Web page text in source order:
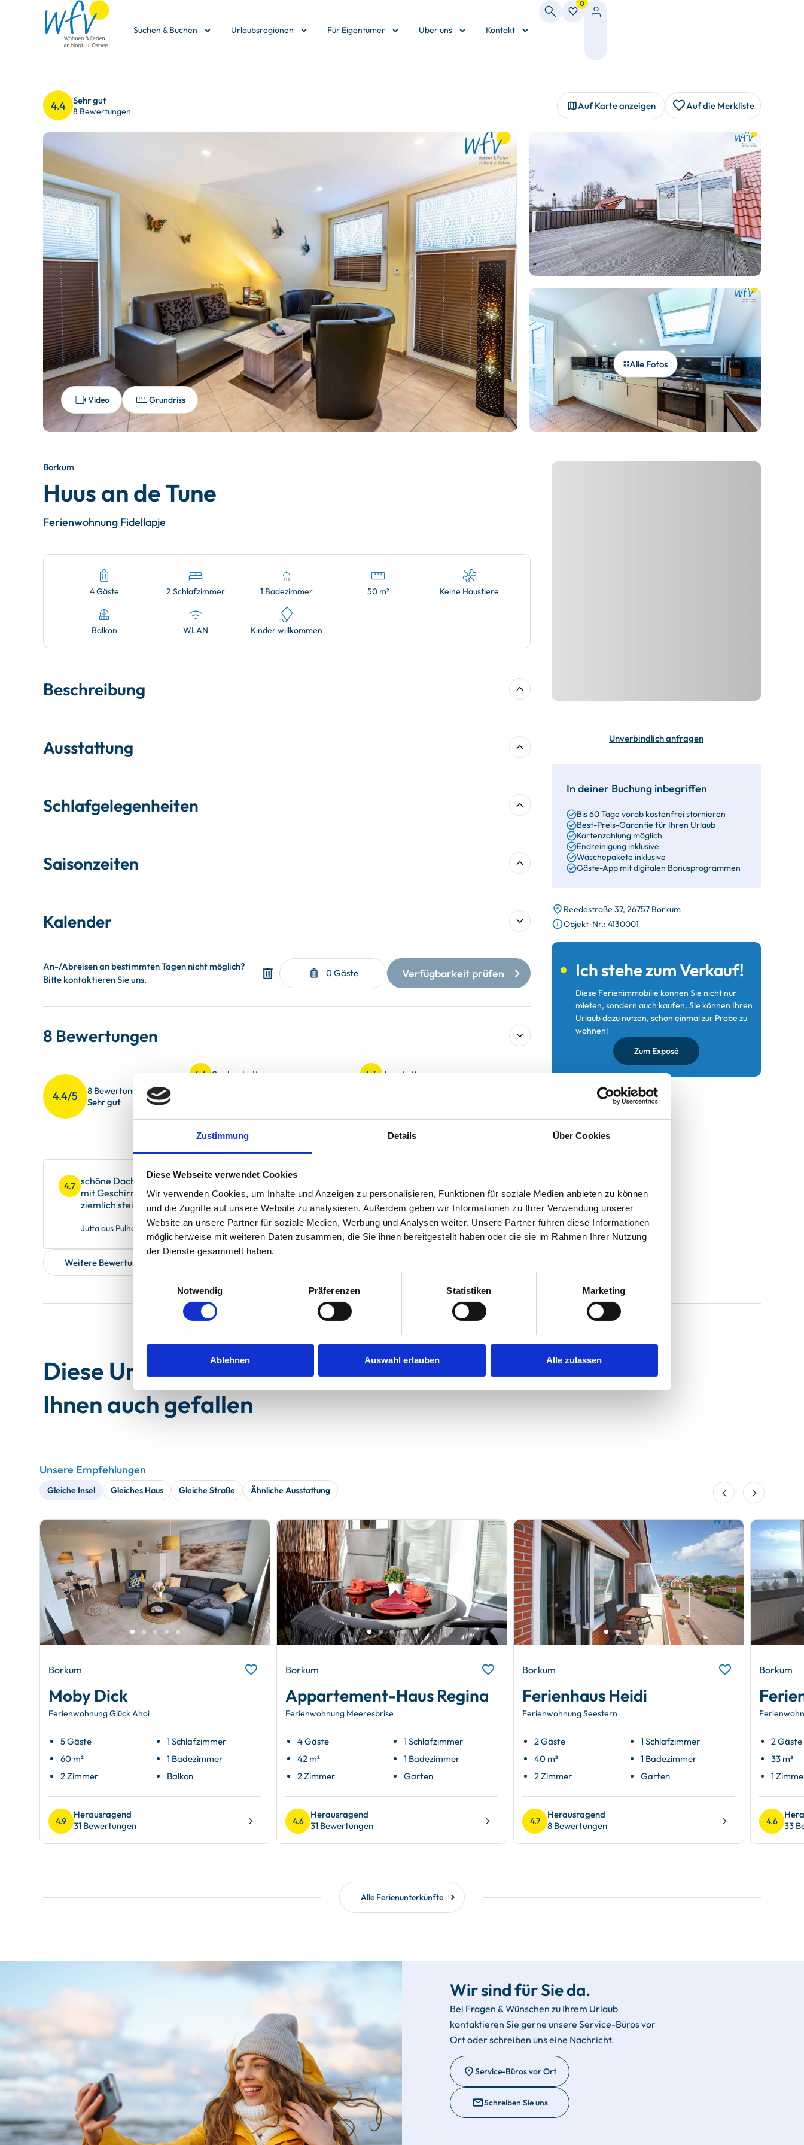
Zustimmung Details Über Cookies
Diese Webseite verwendet Cookies
Wir verwenden Cookies, um Inhalte und Anzeigen zu personalisieren, Funktionen für soziale Medien anbieten zu können
und die Zugriffe auf unsere Website zu analysieren. Außerdem geben wir Informationen zu Ihrer Verwendung unserer
Website an unsere Partner für soziale Medien, Werbung und Analysen weiter. Unsere Partner führen diese Informationen
möglicherweise mit weiteren Daten zusammen, die Sie ihnen bereitgestellt haben oder die sie im Rahmen Ihrer Nutzung
der Dienste gesammelt haben.
Einwilligungsauswahl
Notwendig
Präferenzen Statistiken Marketing
Ablehnen Auswahl erlauben Alle zulassen
Suchen & Buchen Urlaubsregionen Für Eigentümer Über uns Kontakt
0
4.4 Sehr gut
8 Bewertungen Auf Karte anzeigen Auf die Merkliste
Video Grundriss
Alle Fotos
Borkum
Huus an de Tune
Ferienwohnung Fidellapje
4 Gäste 2 Schlafzimmer 1 Badezimmer 50 m² Keine Haustiere
Balkon WLAN Kinder willkommen
Beschreibung
Ausstattung
Schlafgelegenheiten
Saisonzeiten
Kalender
8 Bewertungen
4.4/5
8 Bewertungen
Sehr gut
4.6 Sauberkeit 4.4 Ausstattung
4.5 Service
4.7 schöne Dachgeschosswohnung mit ausreichend Platz für 4 Personen, große Dachterrasse. Sehr gut
mit Geschirr und Töpfen ausgestattet. Die Stadt ist fußläufig in 20 Minuten zu erreichen. Die Treppe ist
ziemlich steil für schwere Koffer.
Jutta aus Pulheim, verreist im August 2024
Weitere Bewertungen zeigen
Unverbindlich anfragen
In deiner Buchung inbegriffen
Bis 60 Tage vorab kostenfrei stornieren
Best-Preis-Garantie für Ihren Urlaub
Kartenzahlung möglich
Endreinigung inklusive
Wäschepakete inklusive
Gäste-App mit digitalen Bonusprogrammen
Reedestraße 37, 26757 Borkum
Objekt-Nr.: 4130001
Ich stehe zum Verkauf!
Diese Ferienimmobilie können Sie nicht nur
mieten, sondern auch kaufen. Sie können Ihren
Urlaub dazu nutzen, schon einmal zur Probe zu
wohnen!
Zum Exposé
Diese Unterkunft teilen:
Diese Unterkünfte werden
Ihnen auch gefallen
Unsere Empfehlungen
Gleiche Insel Gleiches Haus Gleiche Straße Ähnliche Ausstattung
Borkum
Moby Dick
Ferienwohnung Glück Ahoi
5 Gäste
60 m²
2 Zimmer
1 Schlafzimmer
1 Badezimmer
Balkon
4.9
Herausragend
31 Bewertungen
Borkum
Appartement-Haus Regina
Ferienwohnung Meeresbrise
4 Gäste
42 m²
2 Zimmer
1 Schlafzimmer
1 Badezimmer
Garten
4.6
Herausragend
31 Bewertungen
Borkum
Ferienhaus Heidi
Ferienwohnung Seestern
2 Gäste
40 m²
2 Zimmer
1 Schlafzimmer
1 Badezimmer
Garten
4.7
Herausragend
8 Bewertungen
Borkum
2 Gäste
33 m²
1
4.6
33
Alle Ferienunterkünfte
Wir sind für Sie da.
Bei Fragen & Wünschen zu Ihrem Urlaub
kontaktieren Sie gerne unsere Service-Büros vor
Ort oder schreiben uns eine Nachricht.
Service-Büros vor Ort
Schreiben Sie uns